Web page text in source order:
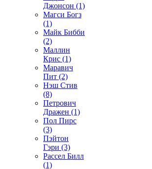
Джонсон (1)
Магси Богз
(1)
Майк Бибби
(2)
Маллин
Крис (1)
Маравич
Пит (2)
Нэш Стив
(8)
Петрович
Дражен (1)
Пол Пирс
(3)
Пэйтон
Гэри (3)
Рассел Билл
(1)